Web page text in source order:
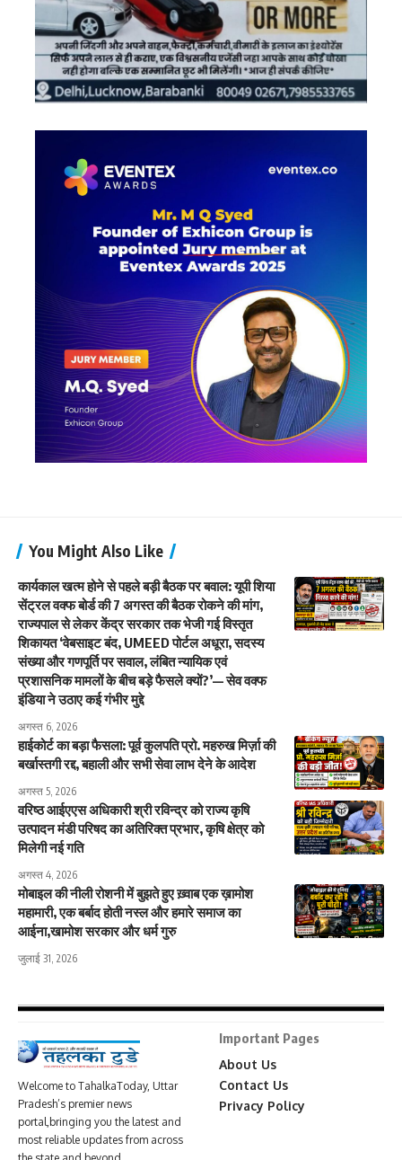
You Might Also Like
कार्यकाल खत्म होने से पहले बड़ी बैठक पर बवाल: यूपी शिया
सेंट्रल वक्फ बोर्ड की 7 अगस्त की बैठक रोकने की मांग,
राज्यपाल से लेकर केंद्र सरकार तक भेजी गई विस्तृत
शिकायत ‘वेबसाइट बंद, UMEED पोर्टल अधूरा, सदस्य
संख्या और गणपूर्ति पर सवाल, लंबित न्यायिक एवं
प्रशासनिक मामलों के बीच बड़े फैसले क्यों?’— सेव वक्फ
इंडिया ने उठाए कई गंभीर मुद्दे
अगस्त 6, 2026
हाईकोर्ट का बड़ा फैसला: पूर्व कुलपति प्रो. महरुख मिर्ज़ा की
बर्खास्तगी रद्द, बहाली और सभी सेवा लाभ देने के आदेश
अगस्त 5, 2026
वरिष्ठ आईएएस अधिकारी श्री रविन्द्र को राज्य कृषि
उत्पादन मंडी परिषद का अतिरिक्त प्रभार, कृषि क्षेत्र को
मिलेगी नई गति
अगस्त 4, 2026
मोबाइल की नीली रोशनी में बुझते हुए ख़्वाब एक ख़ामोश
महामारी, एक बर्बाद होती नस्ल और हमारे समाज का
आईना,खामोश सरकार और धर्म गुरु
जुलाई 31, 2026
Welcome to TahalkaToday, Uttar
Pradesh’s premier news
portal,bringing you the latest and
most reliable updates from across
Important Pages
About Us
Contact Us
Privacy Policy